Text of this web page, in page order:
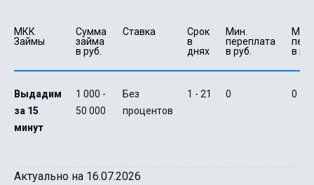
МКК
Займы
Сумма
займа
в руб.
Ставка
Срок
в
днях
Мин.
переплата
в руб.
в
Выдадим
за 15
минут
1 000 -
50 000
Без
процентов
1 - 21 0 0
Актуально на 16.07.2026